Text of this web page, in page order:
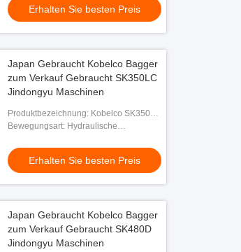
Erhalten Sie besten Preis
Japan Gebraucht Kobelco Bagger
zum Verkauf Gebraucht SK350LC
Jindongyu Maschinen
Produktbezeichnung: Kobelco SK350LC
Bagger
Bewegungsart: Hydraulische
Erhalten Sie besten Preis
Japan Gebraucht Kobelco Bagger
zum Verkauf Gebraucht SK480D
Jindongyu Maschinen